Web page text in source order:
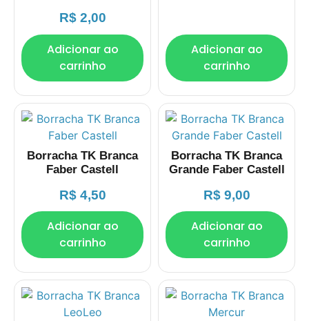
R$2,00
Adicionar ao
carrinho
Adicionar ao
carrinho
Borracha TK Branca
Faber Castell
R$4,50
Adicionar ao
carrinho
Borracha TK Branca
Grande Faber Castell
R$9,00
Adicionar ao
carrinho